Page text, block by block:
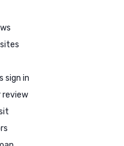
sign in
review